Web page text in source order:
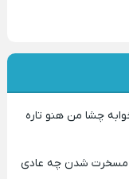
چشا من هنو تاره
مسخرت شدن چه عادی